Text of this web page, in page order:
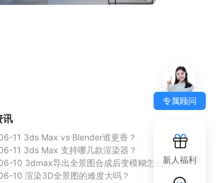
讯
11 3ds Max vs Blender谁更香？
11 3ds Max 支持哪几款渲染器？
10 3dmax导出全景图合成后变模糊怎么办？
10 渲染3D全景图的难度大吗？
专属顾问
新人福利